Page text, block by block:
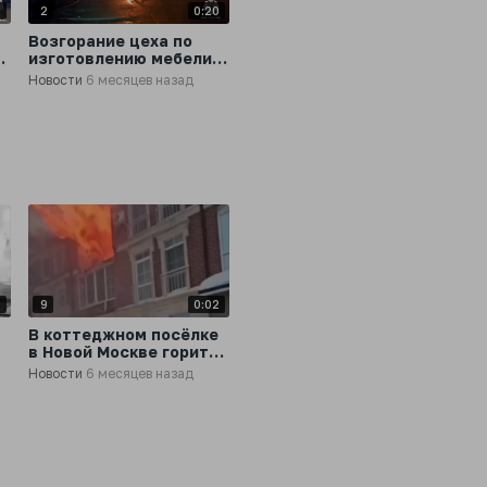
2 0:20
Возгорание цеха по
изготовлению мебели
произошло во
Владивостоке
Новости 6 месяцев назад
9 0:02
В коттеджном посёлке
в Новой Москве горит
таунхаус
Новости 6 месяцев назад